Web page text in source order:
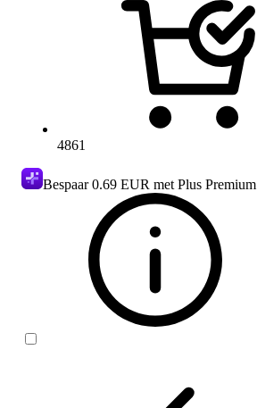
4861
Bespaar0.69 EUR met Plus Premium